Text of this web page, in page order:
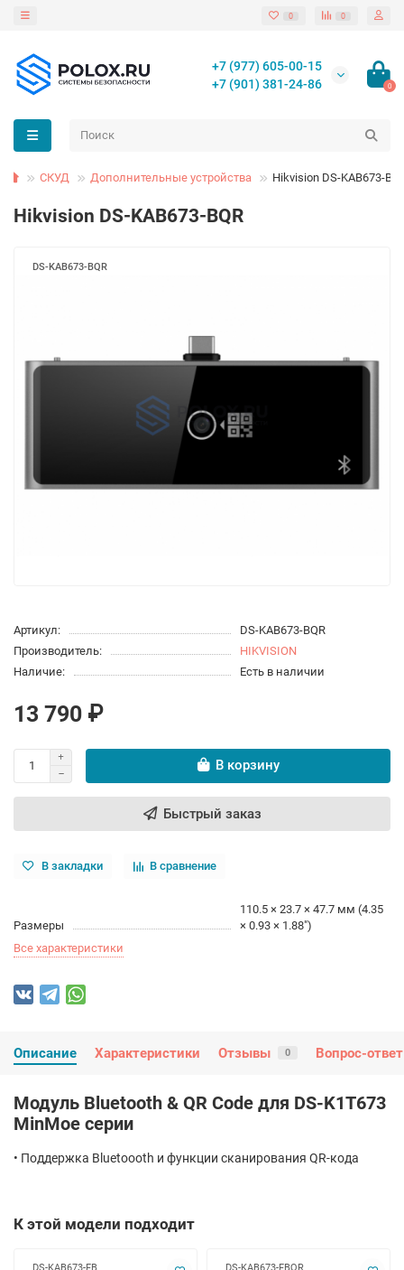
0 0
+7 (977) 605-00-15
+7 (901) 381-24-86
0
СКУД Дополнительные устройства Hikvision DS-KAB673-
Hikvision DS-KAB673-BQR
DS-KAB673-BQR
Артикул:
DS-KAB673-BQR
Производитель:
HIKVISION
Наличие:
Есть в наличии
13 790 ₽
В корзину
Быстрый заказ
В закладки В сравнение
Размеры
110.5 × 23.7 × 47.7 мм (4.35
× 0.93 × 1.88″)
Все характеристики
Описание Характеристики Отзывы 0 Вопрос-ответ
Модуль Bluetooth & QR Code для DS-K1T673
MinMoe серии
• Поддержка Bluetoooth и функции сканирования QR-кода
К этой модели подходит